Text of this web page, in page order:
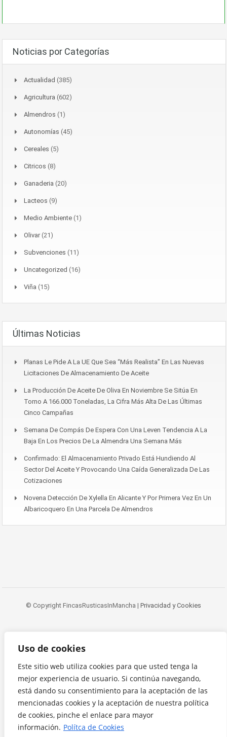
Uso de cookies
Este sitio web utiliza cookies para que usted tenga la
mejor experiencia de usuario. Si continúa navegando,
está dando su consentimiento para la aceptación de las
mencionadas cookies y la aceptación de nuestra política
de cookies, pinche el enlace para mayor
información. Polítca de Cookies
Noticias por Categorías
Actualidad (385)
Agricultura (602)
Almendros (1)
Autonomías (45)
Cereales (5)
Citricos (8)
Ganaderia (20)
Lacteos (9)
Medio Ambiente (1)
Olivar(21)
Subvenciones (11)
Uncategorized (16)
Viña (15)
Últimas Noticias
Planas Le Pide A La UE Que Sea “más Realista” En Las Nuevas
Licitaciones De Almacenamiento De Aceite
La Producción De Aceite De Oliva En Noviembre Se Sitúa En
Torno A 166.000 Toneladas, La Cifra Más Alta De Las Últimas
Cinco Campañas
Semana De Compás De Espera Con Una Leven Tendencia A La
Baja En Los Precios De La Almendra Una Semana Más
Confirmado: El Almacenamiento Privado Está Hundiendo Al
Sector Del Aceite Y Provocando Una Caída Generalizada De Las
Cotizaciones
Novena Detección De Xylella En Alicante Y Por Primera Vez En Un
Albaricoquero En Una Parcela De Almendros
© Copyright FincasRusticasInMancha | Privacidad y Cookies